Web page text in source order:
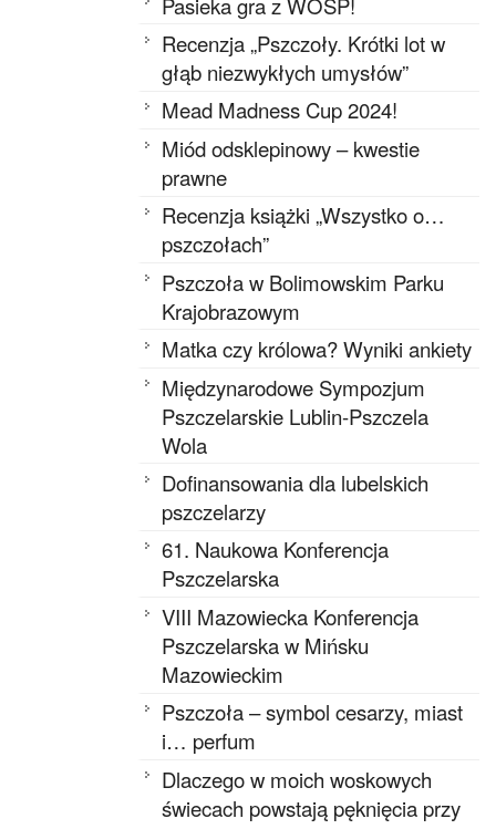
Recenzja „Pszczoły. Krótki lot w
głąb niezwykłych umysłów”
Mead Madness Cup 2024!
Miód odsklepinowy – kwestie
prawne
Recenzja książki „Wszystko o…
pszczołach”
Pszczoła w Bolimowskim Parku
Krajobrazowym
Matka czy królowa? Wyniki ankiety
Międzynarodowe Sympozjum
Pszczelarskie Lublin-Pszczela
Wola
Dofinansowania dla lubelskich
pszczelarzy
61. Naukowa Konferencja
Pszczelarska
VIII Mazowiecka Konferencja
Pszczelarska w Mińsku
Mazowieckim
Pszczoła – symbol cesarzy, miast
i… perfum
Dlaczego w moich woskowych
świecach powstają pęknięcia przy